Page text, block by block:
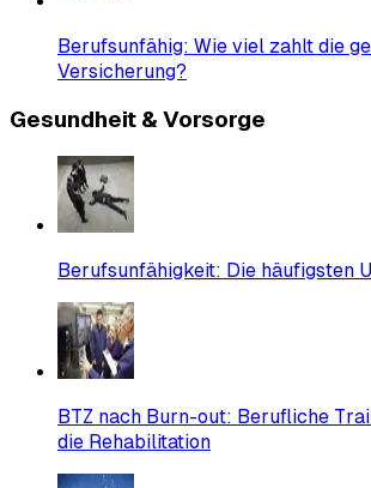
Berufsunfähig: Wie viel zahlt die
Versicherung?
Gesundheit & Vorsorge
Berufsunfähigkeit: Die häufigsten
BTZ nach Burn-out: Berufliche
die Rehabilitation